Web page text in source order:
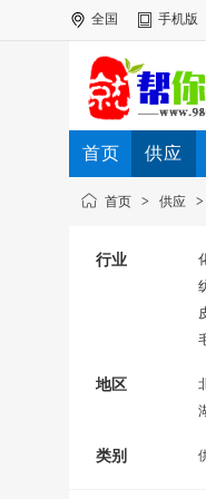
全国 手机版
首页 供应
首页 > 供应 >
行业
地区
类别